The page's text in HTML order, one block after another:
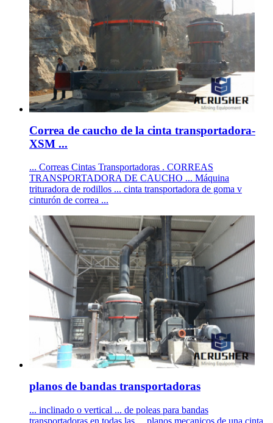
Correa de caucho de la cinta transportadora-
XSM ...
... Correas Cintas Transportadoras . CORREAS
TRANSPORTADORA DE CAUCHO ... Máquina
trituradora de rodillos ... cinta transportadora de goma v
cinturón de correa ...
planos de bandas transportadoras
... inclinado o vertical ... de poleas para bandas
transportadoras en todas las ... planos mecanicos de una cinta